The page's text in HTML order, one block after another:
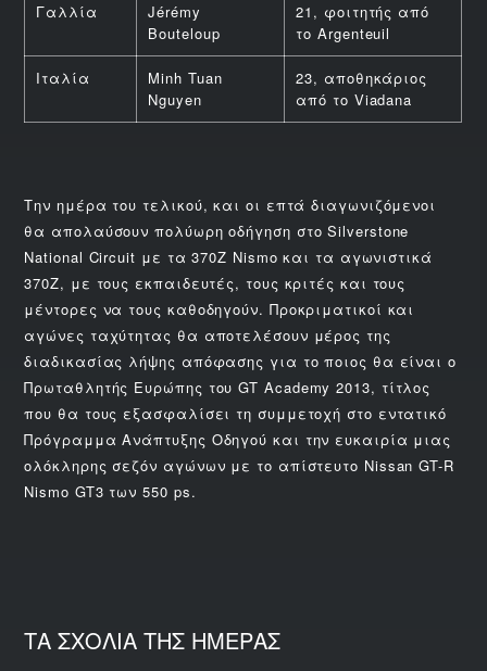
Γαλλία
Jérémy
Bouteloup
21, φοιτητής από
το Argenteuil
Ιταλία
Minh Tuan
Nguyen
23, αποθηκάριος
από το Viadana
Την ημέρα του τελικού, και οι επτά διαγωνιζόμενοι
θα απολαύσουν πολύωρη οδήγηση στο Silverstone
National Circuit με τα 370Z Nismo και τα αγωνιστικά
370Z, με τους εκπαιδευτές, τους κριτές και τους
μέντορες να τους καθοδηγούν. Προκριματικοί και
αγώνες ταχύτητας θα αποτελέσουν μέρος της
διαδικασίας λήψης απόφασης για το ποιος θα είναι ο
Πρωταθλητής Ευρώπης του GT Academy 2013, τίτλος
που θα τους εξασφαλίσει τη συμμετοχή στο εντατικό
Πρόγραμμα Ανάπτυξης Οδηγού και την ευκαιρία μιας
ολόκληρης σεζόν αγώνων με το απίστευτο Nissan GT-R
Nismo GT3 των 550 ps.
ΤΑ ΣΧΟΛΙΑ ΤΗΣ ΗΜΕΡΑΣ